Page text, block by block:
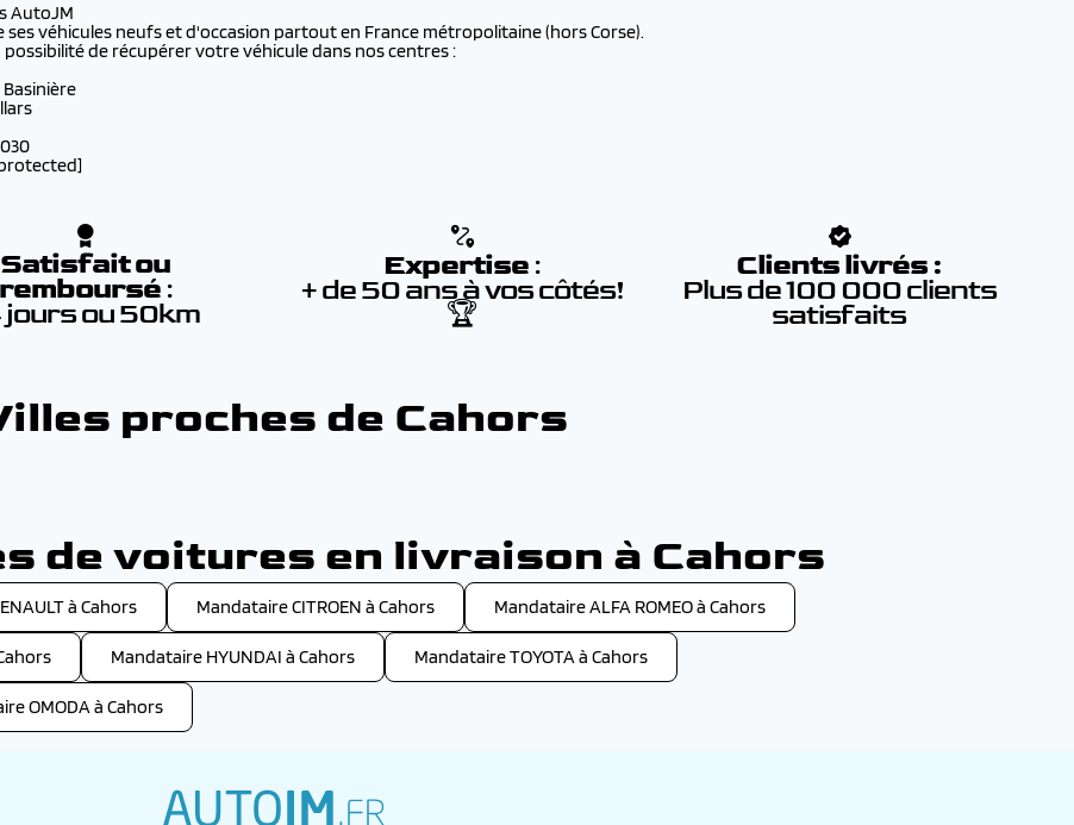
AutoJM
ses véhicules neufs et d'occasion partout en France métropolitaine (hors Corse).
possibilité de récupérer votre véhicule dans nos centres :
Basinière
Satisfait ou
remboursé :
jours ou 50km
Expertise :
+ de 50 ans à vos côtés!
🏆
Clients livrés :
Plus de 100 000 clients
satisfaits
proches de Cahors
de voitures en livraison à Cahors
à Cahors Mandataire CITROEN à Cahors Mandataire ALFA ROMEO à Cahors
Mandataire HYUNDAI à Cahors Mandataire TOYOTA à Cahors
OMODA à Cahors